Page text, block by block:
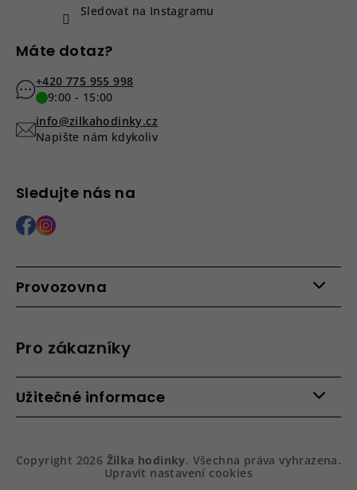
Pro zákazníky
Věrnostní program
Obchodní podmínky
Vrácení a reklamace
Sledovat na Instagramu
Máte dotaz?
+420 775 955 998
9:00 - 15:00
info@zilkahodinky.cz
Napište nám kdykoliv
Sledujte nás na
Provozovna
Roháčova 639, 390 02 Tábor
Užitečné informace
Dárkové balení hodinek
Copyright 2026 Žilka hodinky. Všechna práva vyhrazena.
Upravit nastavení cookies